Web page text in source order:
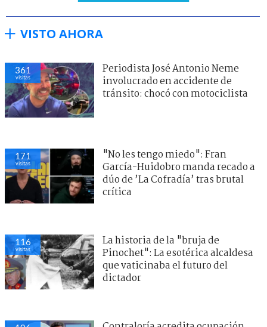
VISTO AHORA
361
visitas
Periodista José Antonio Neme
involucrado en accidente de
tránsito: chocó con motociclista
171
visitas
"No les tengo miedo": Fran
García-Huidobro manda recado a
dúo de ’La Cofradía’ tras brutal
crítica
116
visitas
La historia de la "bruja de
Pinochet": La esotérica alcaldesa
que vaticinaba el futuro del
dictador